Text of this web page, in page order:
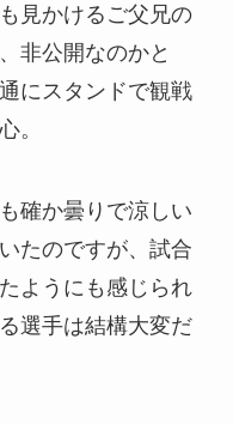
見かけるご父兄の
非公開なのかと
にスタンドで観戦
。
確か曇りで涼しい
たのですが、試合
ようにも感じられ
選手は結構大変だ